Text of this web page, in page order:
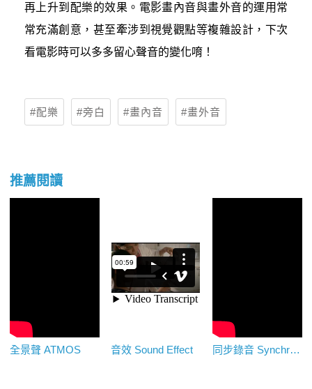
再上升到配樂的效果。電影畫內音與畫外音的運用常
常充滿創意，甚至牽涉到視覺觀點等複雜設計，下次
看電影時可以多多留心聲音的變化唷！
配樂 旁白 畫內音 畫外音
推薦閱讀
全景聲 ATMOS 音效 Sound Effect 同步錄音 Synchronous Sound